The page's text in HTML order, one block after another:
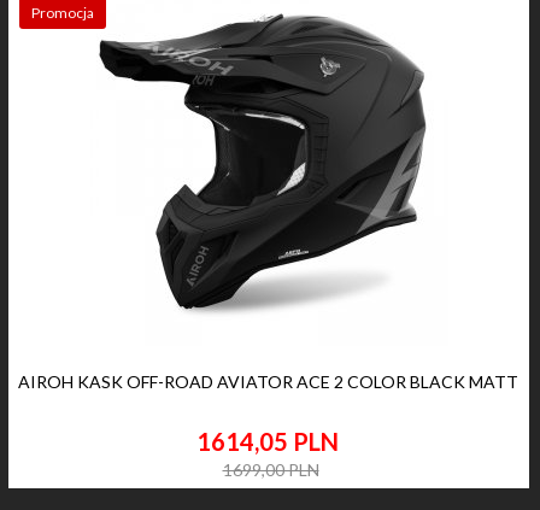
Promocja
AIROH KASK OFF-ROAD AVIATOR ACE 2 COLOR BLACK MATT
1614,05 PLN
1699,00 PLN